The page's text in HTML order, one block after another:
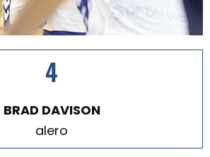
4
BRAD DAVISON
alero